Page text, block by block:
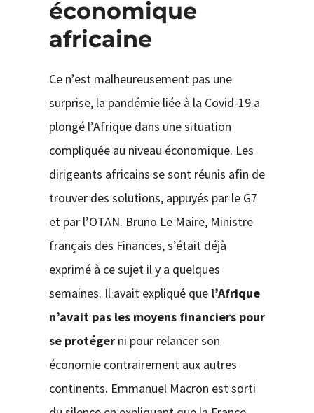
économique
africaine
Ce n’est malheureusement pas une
surprise, la pandémie liée à la Covid-19 a
plongé l’Afrique dans une situation
compliquée au niveau économique. Les
dirigeants africains se sont réunis afin de
trouver des solutions, appuyés par le G7
et par l’OTAN. Bruno Le Maire, Ministre
français des Finances, s’était déjà
exprimé à ce sujet il y a quelques
semaines. Il avait expliqué que l’Afrique
n’avait pas les moyens financiers pour
se protégerni pour relancer son
économie contrairement aux autres
continents. Emmanuel Macron est sorti